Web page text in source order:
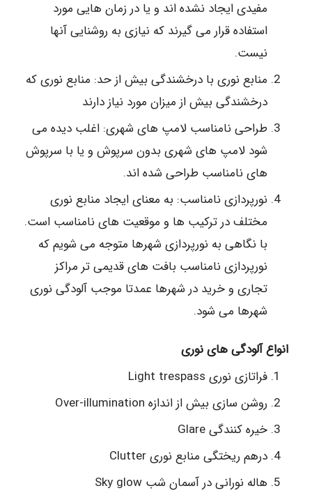
مفیدی ایجاد نشده اند و یا در زمان هایی مورد
استفاده قرار می گیرند که نیازی به روشنایی آنها
نیست.
منابع نوری با درخشندگی بیش از حد: منابع نوری که
درخشندگی بیش از میزان مورد نیاز دارند
طراحی نامناسب لامپ های شهری: اغلب دیده می
شود لامپ های شهری بدون سرپوش و یا با سرپوش
های نامناسب طراحی شده اند.
نورپردازی نامناسب: به معنای ایجاد منابع نوری
مختلف در ترکیب ها و موقعیت های نامناسب است.
با نگاهی به نورپردازی شهرها متوجه می شویم که
نورپردازی نامناسب بافت های قدیمی تر مراکز
تجاری و خرید در شهرها عمدتا موجب آلودگی نوری
شهرها می شود.
انواع آلودگی های نوری
فراتازی نوری Light trespass
روشن سازی بیش از اندازه Over-illumination
خیره کنندگی Glare
درهم ریختگی منابع نوری Clutter
هاله نورانی در آسمان شب Sky glow